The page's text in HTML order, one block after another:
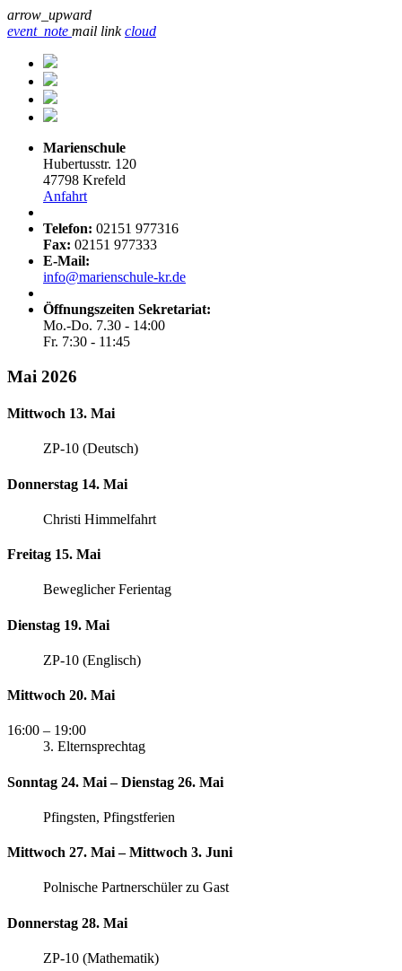
arrow_upward
event_note mail link cloud
Marienschule
Hubertusstr. 120
47798 Krefeld
Anfahrt
Telefon: 02151 977316
Fax: 02151 977333
E-Mail:
info@marienschule-kr.de
Öffnungszeiten Sekretariat:
Mo.-Do. 7.30 - 14:00
Fr. 7:30 - 11:45
Mai 2026
Mittwoch 13. Mai
ZP-10 (Deutsch)
Donnerstag 14. Mai
Christi Himmelfahrt
Freitag 15. Mai
Beweglicher Ferientag
Dienstag 19. Mai
ZP-10 (Englisch)
Mittwoch 20. Mai
16:00 – 19:00
3. Elternsprechtag
Sonntag 24. Mai – Dienstag 26. Mai
Pfingsten, Pfingstferien
Mittwoch 27. Mai – Mittwoch 3. Juni
Polnische Partnerschüler zu Gast
Donnerstag 28. Mai
ZP-10 (Mathematik)